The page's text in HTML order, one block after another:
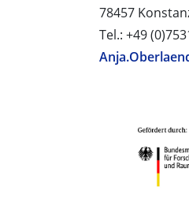
78457
Tel.: +49